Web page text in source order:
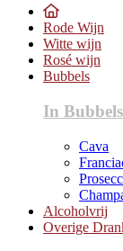
Rode Wijn
Witte wijn
Rosé wijn
Bubbels
In Bubbels
Cava
Alcoholvrij
Overige